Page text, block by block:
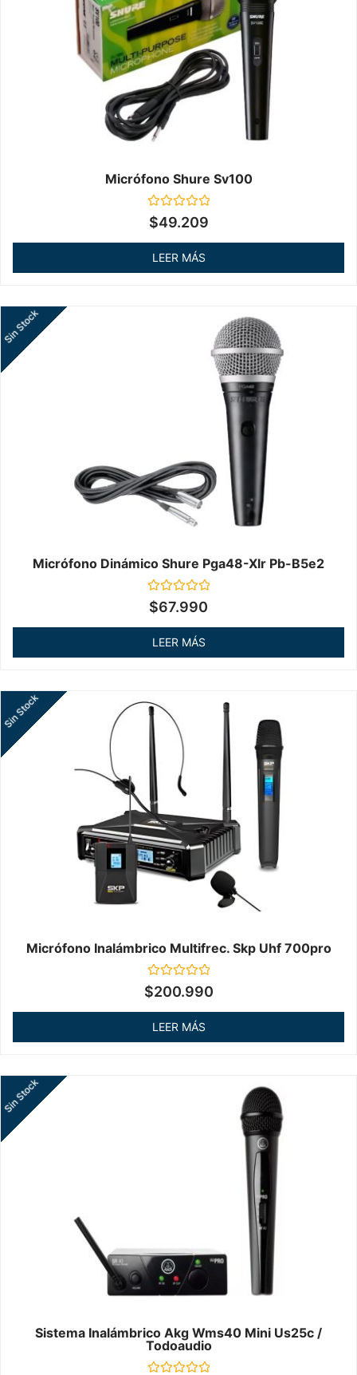
Micrófono Shure Sv100
Valorado
en
$49.209
LEER MÁS
Micrófono Dinámico Shure Pga48-Xlr Pb-B5e2
Valorado
en
Sin Stock
$67.990
LEER MÁS
Micrófono Inalámbrico Multifrec. Skp Uhf 700pro
Valorado
en
Sin Stock
$200.990
LEER MÁS
Sistema Inalámbrico Akg Wms40 Mini Us25c /
Todoaudio
Sin Stock